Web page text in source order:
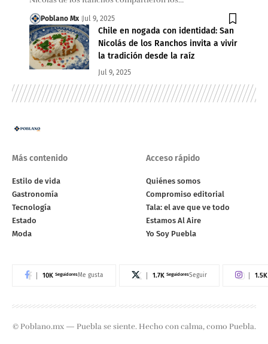
Poblano Mx Jul 9, 2025
Chile en nogada con identidad: San
Nicolás de los Ranchos invita a vivir
la tradición desde la raíz
Jul 9, 2025
Más contenido
Estilo de vida
Gastronomía
Tecnología
Estado
Moda
Acceso rápido
Quiénes somos
Compromiso editorial
Tala: el ave que ve todo
Estamos Al Aire
Yo Soy Puebla
10K SeguidoresMe gusta 1.7K SeguidoresSeguir 1.5K
© Poblano.mx — Puebla se siente. Hecho con calma, como Puebla.